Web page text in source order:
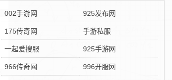
002手游网 925发布网
175传奇网 手游私服
一起爱搜服 925手游网
966传奇网 996开服网